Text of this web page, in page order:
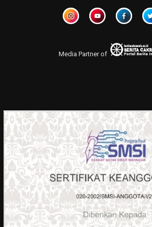
Media Partner of